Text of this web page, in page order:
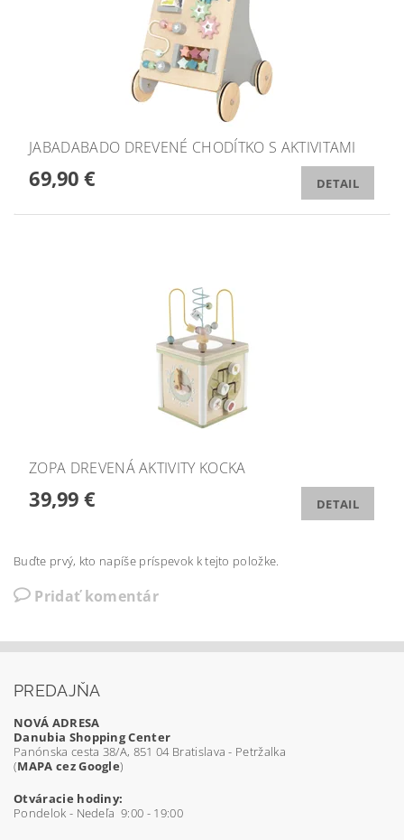
JABADABADO DREVENÉ CHODÍTKO S AKTIVITAMI
69,90 € DETAIL
ZOPA DREVENÁ AKTIVITY KOCKA
39,99 € DETAIL
Buďte prvý, kto napíše príspevok k tejto položke.
Pridať komentár
PREDAJŇA
NOVÁ ADRESA
Danubia Shopping Center
Panónska cesta 38/A, 851 04 Bratislava - Petržalka
(MAPA cez Google)
Otváracie hodiny:
Pondelok - Nedeľa 9:00 - 19:00